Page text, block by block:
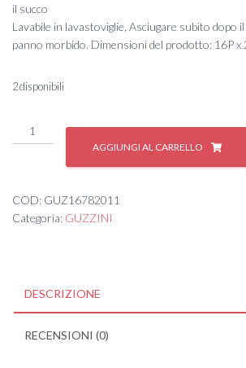
era:
21,50 €.
è:
18,20 €.
il succo
Lavabile in lavastoviglie, Asciugare subito dopo
panno morbido. Dimensioni del prodotto: 16P x
2 disponibili
SPREMIAGRUMI
LATINA
quantità
AGGIUNGI AL CARRELLO
COD: GUZ16782011
Categoria: GUZZINI
DESCRIZIONE
RECENSIONI (0)